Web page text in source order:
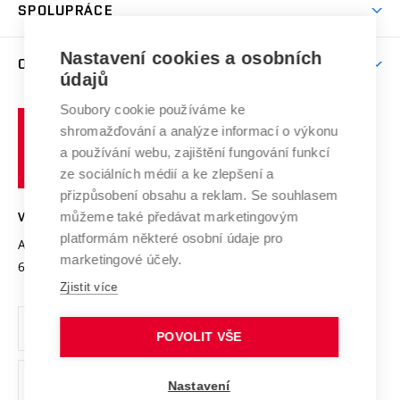
Celoživotní vzdělávání
E-přihláška
Závěrečné práce
Doktorské studium
Studium bez bariér
Podpora podnikání
Mezinárodní vědecká rada
Systém zajišťování kvality výzkumu
Výzkumné infrastruktury
Transfer znalostí
Open Science
Projekty
Projekty ze strukturálních fondů
Specifický výzkum
SPOLUPRÁCE
Firemní spolupráce
Zahraniční spolupráce
Spolupráce se školami
Mezinárodní dohody
Univerzitní sítě
O UNIVERZITĚ
Profil univerzity
Udržitelná univerzita
Podnikavá univerzita / ContriBUTe
Bezpečná univerzita
Vyznamenání
Organizační struktura
Ochrana osobních údajů
učení
technické
Brně
VYSOKÉ UČENÍ TECHNICKÉ V BRNĚ
Antonínská 548/1
602 00 Brno
www.vut.cz
vut@vutbr.cz
Nastavení cookies a osobních
údajů
Soubory cookie používáme ke
shromažďování a analýze informací o výkonu
a používání webu, zajištění fungování funkcí
ze sociálních médií a ke zlepšení a
přizpůsobení obsahu a reklam. Se souhlasem
můžeme také předávat marketingovým
platformám některé osobní údaje pro
marketingové účely.
Zjistit více
POVOLIT VŠE
Nastavení